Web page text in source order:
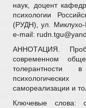
наук, доцент
психологии
(РУДН), ул.
e-mail:
АННОТАЦИЯ.
современном
толерантности
самореализации и
Ключевые слова: